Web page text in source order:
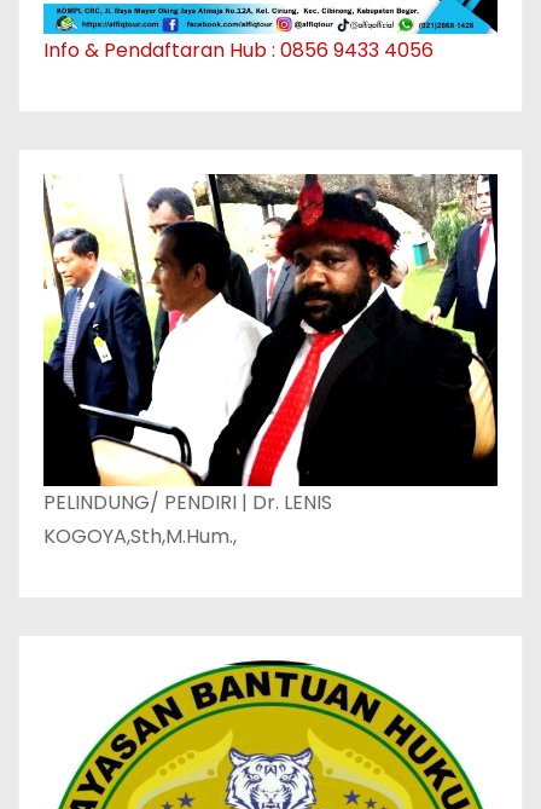
Info & Pendaftaran Hub : 0856 9433 4056
PELINDUNG/ PENDIRI | Dr. LENIS
KOGOYA,Sth,M.Hum.,